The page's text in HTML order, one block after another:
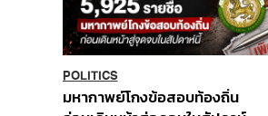
POLITICS
มหากาพย์โกงข้อสอบท้องถิ่น